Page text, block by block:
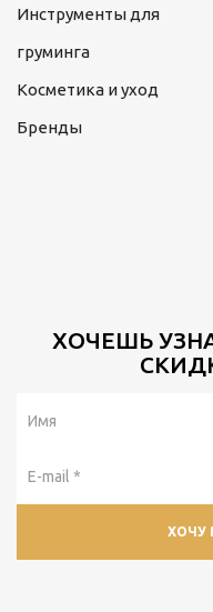
Инструменты для
груминга
Косметика и уход
Бренды
ХОЧЕШЬ